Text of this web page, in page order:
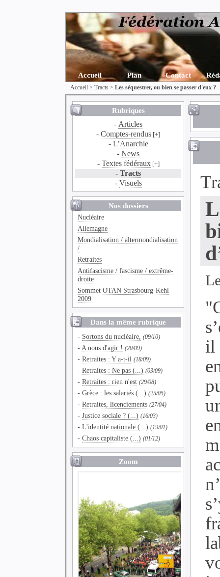
Accueil Plan Contact
Accueil >Tracts >Les séquestrer, ou bien se passer d'eux ?
Rubriques
- Articles
-Comptes-rendus [+]
- L’Anarchie
-News
- Textes fédéraux[+]
-Tracts
- Visuels
Nos dossiers
Nucléaire
Allemagne
Mondialisation / altermondialisation
/
Retraites
Antifascisme / fascisme / extrême-
droite
Sommet OTAN Strasbourg-Kehl
2009
Dans la même rubrique
- Sortons du nucléaire, (09/10)
- A nous d'agir ! (20/09)
-Retraites : Y a-t-il (18/09)
-Retraites : Ne pas (...) (03/09)
-Retraites : rien n'est (29/08)
-Grèce : les salariés (...) (25/05)
-Retraites, licenciements (27/04)
-Justice sociale ? (...) (16/03)
-L'identité nationale (...) (19/01)
-Chaos capitaliste (...) (01/12)
Zoom
il